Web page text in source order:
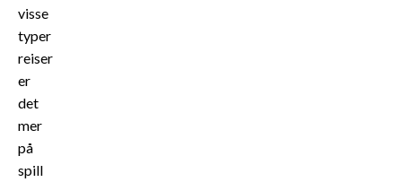
visse
typer
reiser
er
det
mer
på
spill